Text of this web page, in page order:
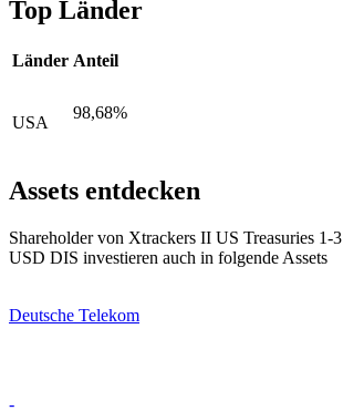
Top Länder
Länder Anteil
USA
98,68%
Assets entdecken
Shareholder von Xtrackers II US Treasuries
USD DIS investieren auch in folgende Assets
Deutsche Telekom
-